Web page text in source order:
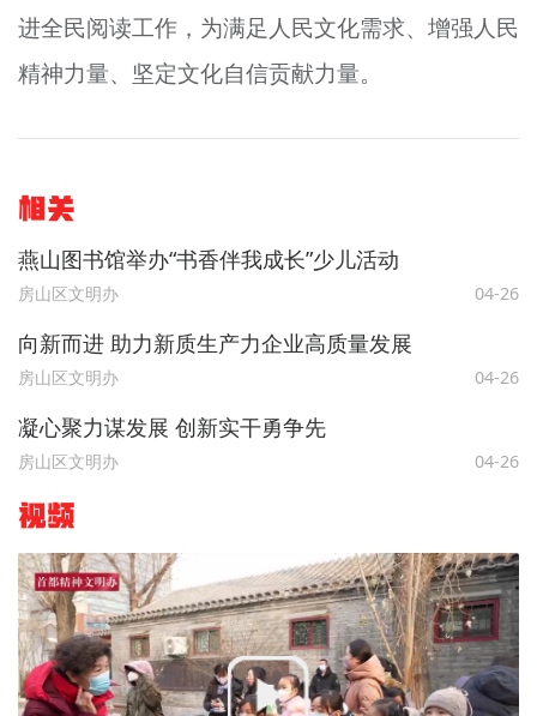
进全民阅读工作，为满足人民文化需求、增强人民
精神力量、坚定文化自信贡献力量。
相关
燕山图书馆举办“书香伴我成长”少儿活动
房山区文明办 04-26
向新而进 助力新质生产力企业高质量发展
房山区文明办 04-26
凝心聚力谋发展 创新实干勇争先
房山区文明办 04-26
视频